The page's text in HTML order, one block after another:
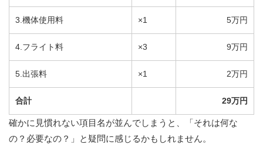
3.機体使用料 ×1 5万円
4.フライト料 ×3 9万円
5.出張料 ×1 2万円
合計 29万円
確かに見慣れない項目名が並んでしまうと、「それは何な
の？必要なの？」と疑問に感じるかもしれません。